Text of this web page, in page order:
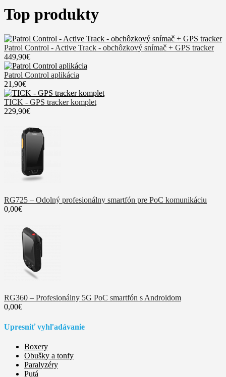
Top produkty
Patrol Control - Active Track - obchôzkový snímač + GPS tracker
449,90€
Patrol Control aplikácia
21,90€
TICK - GPS tracker komplet
229,90€
RG725 – Odolný profesionálny smartfón pre PoC komunikáciu
0,00€
RG360 – Profesionálny 5G PoC smartfón s Androidom
0,00€
Upresniť vyhľadávanie
Boxery
Obušky a tonfy
Paralyzéry
Putá